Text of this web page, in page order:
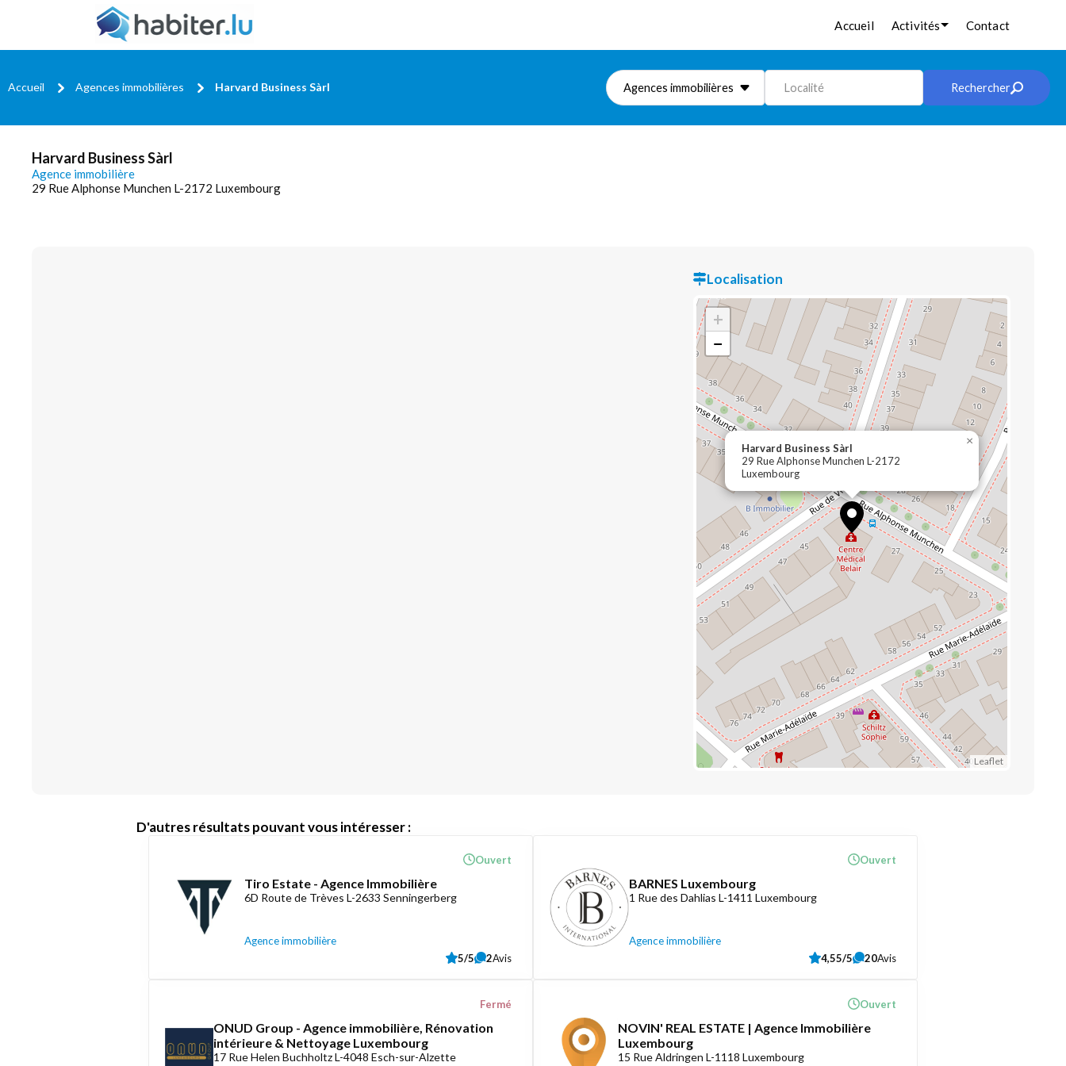
Accueil Activités Contact
Accueil Agences immobilières Harvard Business Sàrl Agences immobilières Localité Rechercher
Harvard Business Sàrl
Agence immobilière
29 Rue Alphonse Munchen L-2172 Luxembourg
Localisation
Harvard Business Sàrl
29 Rue Alphonse Munchen L-2172
Luxembourg
×
+
−
Leaflet
D'autres résultats pouvant vous intéresser :
Tiro Estate - Agence Immobilière
6D Route de Trèves L-2633 Senningerberg
Agence immobilière
Ouvert
5/5 2Avis
BARNES Luxembourg
1 Rue des Dahlias L-1411 Luxembourg
Agence immobilière
Ouvert
4,55/5 20Avis
ONUD Group - Agence immobilière, Rénovation
intérieure & Nettoyage Luxembourg
17 Rue Helen Buchholtz L-4048 Esch-sur-Alzette
Fermé
NOVIN' REAL ESTATE | Agence Immobilière
Luxembourg
15 Rue Aldringen L-1118 Luxembourg
Ouvert